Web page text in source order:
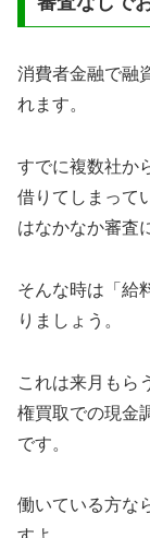
消費者金融で融
れます。
すでに複数社か
借りてしまって
はなかなか審査
そんな時は「給
りましょう。
これは来月もら
権買取での現金
です。
働いている方な